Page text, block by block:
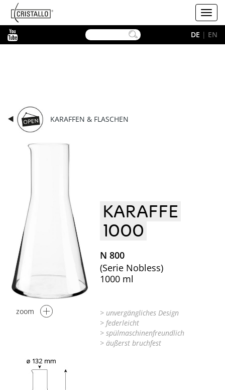
Cristallo
DE | EN
KARAFFEN & FLASCHEN
zoom
KARAFFE
1000
N 800
(Serie Nobless)
1000 ml
> unvergängliches Design
> federleicht
> spülmaschinenfreundlich
> äußerst bruchfest